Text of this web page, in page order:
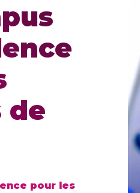
de
pour les